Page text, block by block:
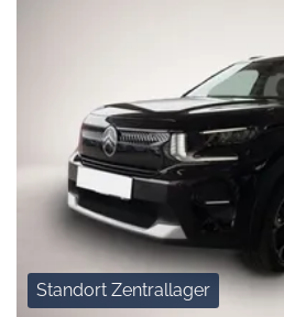
Standort Zentrallager